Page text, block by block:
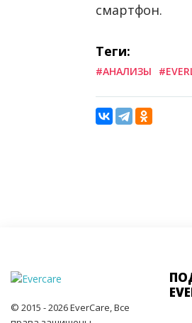
смартфон.
Теги:
#АНАЛИЗЫ
© 2015 - 2026 EverCare, Все